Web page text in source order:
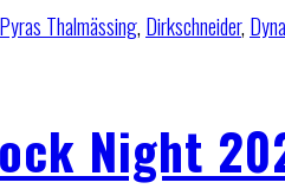
Thalmässing, Dirkschneider,
Night